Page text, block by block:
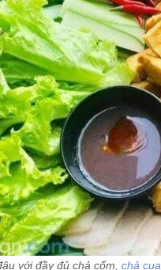
với đầy đủ chả cốm, chả cua